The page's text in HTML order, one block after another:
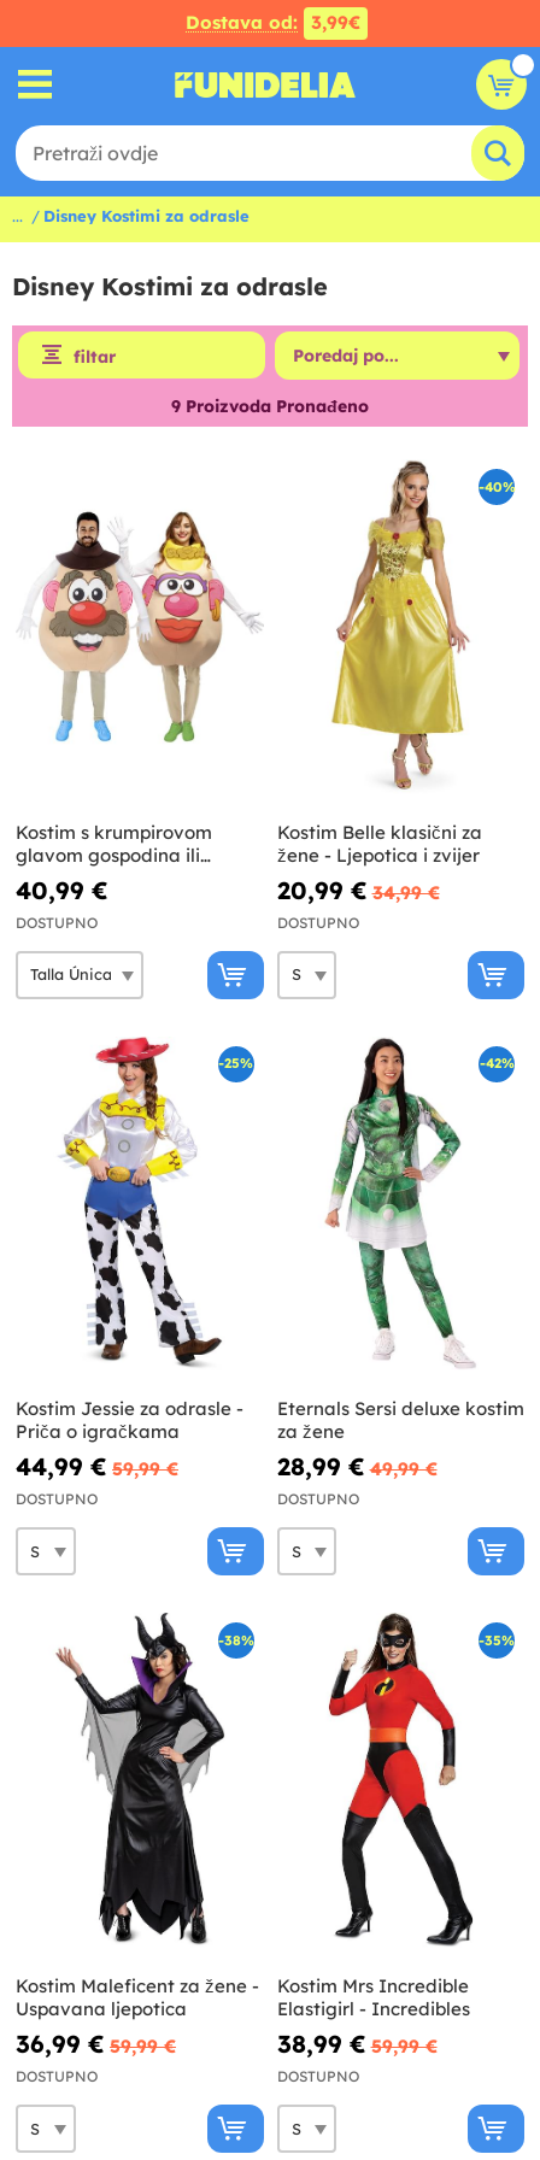
Dostava od: 3,99€
... Disney Kostimi za odrasle
Disney Kostimi za odrasle
filtar
9 Proizvoda Pronađeno
Kostim s krumpirovom
glavom gospodina ili
gospođe za odrasle
40,99 €
DOSTUPNO
-40%
Kostim Belle klasični za
žene - Ljepotica i zvijer
20,99 € 34,99 €
DOSTUPNO
-25%
Kostim Jessie za odrasle -
Priča o igračkama
44,99 € 59,99 €
DOSTUPNO
-42%
Eternals Sersi deluxe kostim
za žene
28,99 € 49,99 €
DOSTUPNO
-38%
Kostim Maleficent za žene -
Uspavana ljepotica
36,99 € 59,99 €
DOSTUPNO
-35%
Kostim Mrs Incredible
Elastigirl - Incredibles
38,99 € 59,99 €
DOSTUPNO